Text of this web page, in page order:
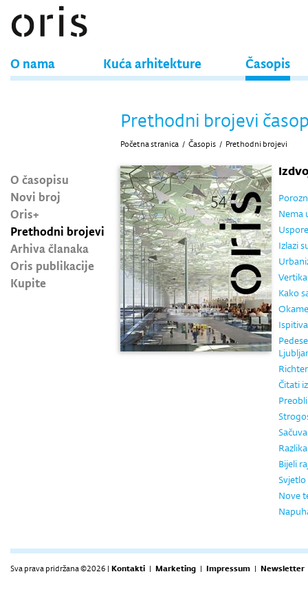
O nama Kuća arhitekture Časopis
O časopisu
Novi broj
Oris+
Prethodni brojevi
Arhiva članaka
Oris publikacije
Kupite
Prethodni brojevi
Početna stranica / Časopis / Prethodni brojevi
Nema
Izlazi
Kako
Čitati
Bijeli
Nove
Sva prava pridržana ©2026 | Kontakti | Marketing | Impressum | Newsletter